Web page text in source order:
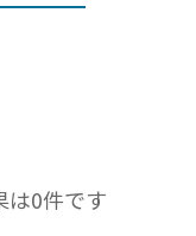
は0件です